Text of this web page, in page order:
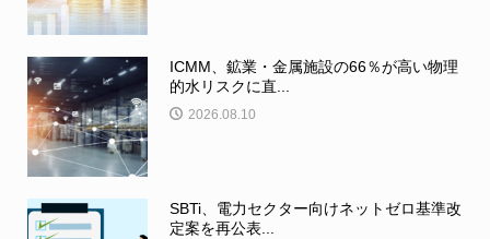
ICMM、鉱業・金属施設の66％が高い物理
的水リスクに直...
2026.08.10
SBTi、電力セクター向けネットゼロ基準改
定案を再公表...